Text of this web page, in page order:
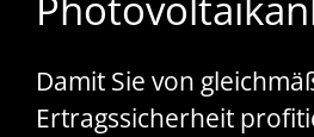
Damit Sie von
Ertragssicherheit